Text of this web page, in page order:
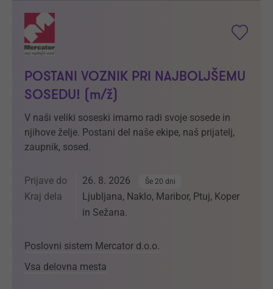
POSTANI VOZNIK PRI NAJBOLJŠEMU
SOSEDU! (m/ž)
V naši veliki soseski imamo radi svoje sosede in
njihove želje. Postani del naše ekipe, naš prijatelj,
zaupnik, sosed.
Prijave do 26. 8. 2026 Še 20 dni
Kraj dela
Ljubljana, Naklo, Maribor, Ptuj, Koper
in Sežana.
Poslovni sistem Mercator d.o.o.
Vsa delovna mesta